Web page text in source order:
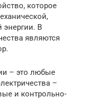
которое
энергии. В
являются
– это любые
–
и контрольно-